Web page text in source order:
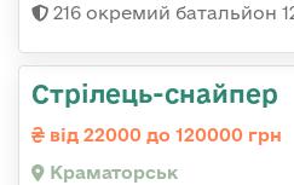
216 окремий батальйон
Стрілець-снайпер
від 22000 до 120000 грн
Краматорськ